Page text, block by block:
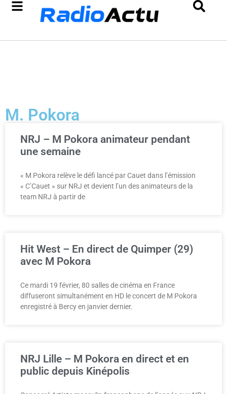
M. Pokora
NRJ – M Pokora animateur pendant
une semaine
« M Pokora relève le défi lancé par Cauet dans l’émission
« C’Cauet » sur NRJ et devient l’un des animateurs de la
team NRJ à partir de
Hit West – En direct de Quimper (29)
avec M Pokora
Ce mardi 19 février, 80 salles de cinéma en France
diffuseront simultanément en HD le concert de M Pokora
enregistré à Bercy en janvier dernier.
NRJ Lille – M Pokora en direct et en
public depuis Kinépolis